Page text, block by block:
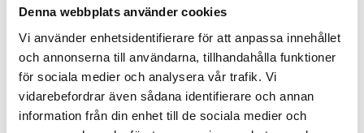
Denna webbplats använder cookies
Vi använder enhetsidentifierare för att anpassa innehållet
och annonserna till användarna, tillhandahålla funktioner
för sociala medier och analysera vår trafik. Vi
vidarebefordrar även sådana identifierare och annan
information från din enhet till de sociala medier och
Nyhetsbrev
PRENUMERERA